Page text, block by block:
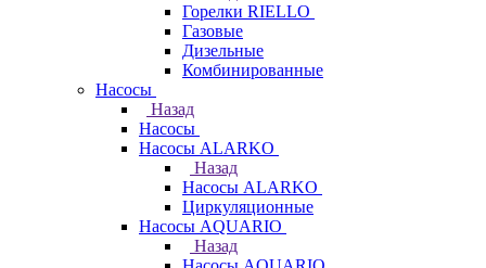
Горелки RIELLO
Газовые
Дизельные
Комбинированные
Насосы
Назад
Насосы
Насосы ALARKO
Назад
Насосы ALARKO
Циркуляционные
Насосы AQUARIO
Назад